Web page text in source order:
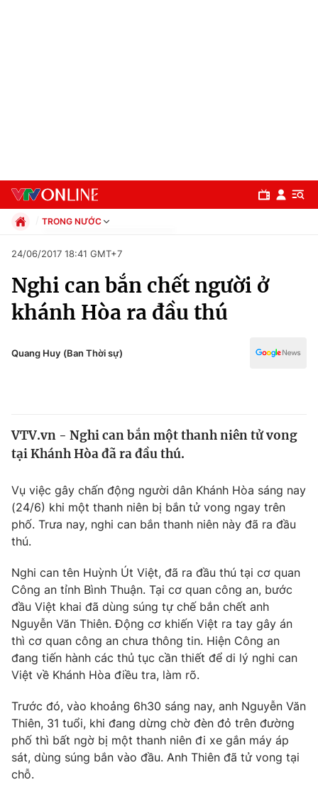
Chuyên mục
Chính trị
Xã hội
Y tế
Thế giới
Tin tức
Thế giới đó đây
Câu chuyện quốc tế
Kinh tế
Thị trường
Góc doanh nghiệp
Dữ liệu và đời sống
Truyền hình
Phim VTV
Hậu trường
Khán giả
Giải sao mai
Giải trí
Điện ảnh
Âm nhạc
Sao
Du lịch
Làm đẹp
Chất lượng cuộc sống
Giáo dục
Tuyển sinh
Công nghệ
TRONG NƯỚC
Xã hội
Pháp luật
Thể thao
Văn hóa - Giải trí
Giáo dục
24/06/2017 18:41 GMT+7
Nghi can bắn chết người ở
khánh Hòa ra đầu thú
Quang Huy (Ban Thời sự)
VTV.vn - Nghi can bắn một thanh niên tử vong
tại Khánh Hòa đã ra đầu thú.
Vụ việc gây chấn động người dân Khánh Hòa sáng nay
(24/6) khi một thanh niên bị bắn tử vong ngay trên
phố. Trưa nay, nghi can bắn thanh niên này đã ra đầu
thú.
Nghi can tên Huỳnh Út Việt, đã ra đầu thú tại cơ quan
Công an tỉnh Bình Thuận. Tại cơ quan công an, bước
đầu Việt khai đã dùng súng tự chế bắn chết anh
Nguyễn Văn Thiên. Động cơ khiến Việt ra tay gây án
thì cơ quan công an chưa thông tin. Hiện Công an
đang tiến hành các thủ tục cần thiết để di lý nghi can
Việt về Khánh Hòa điều tra, làm rõ.
Trước đó, vào khoảng 6h30 sáng nay, anh Nguyễn Văn
Thiên, 31 tuổi, khi đang dừng chờ đèn đỏ trên đường
phố thì bất ngờ bị một thanh niên đi xe gắn máy áp
sát, dùng súng bắn vào đầu. Anh Thiên đã tử vong tại
chỗ.